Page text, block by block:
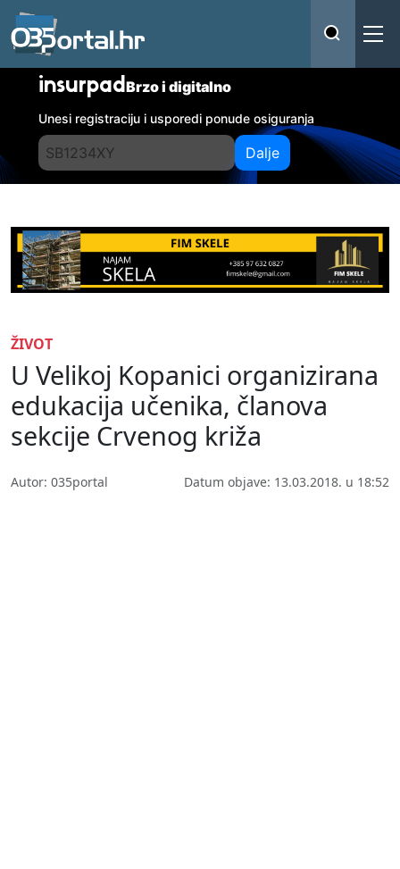
insurpadBrzo i digitalno
Unesi registraciju i usporedi ponude osiguranja
Dalje
ŽIVOT
U Velikoj Kopanici organizirana
edukacija učenika, članova
sekcije Crvenog križa
Autor: 035portal Datum objave: 13.03.2018. u 18:52